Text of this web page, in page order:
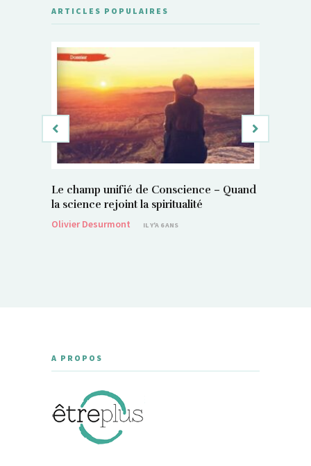
ARTICLES POPULAIRES
Le champ unifié de Conscience – Quand
la science rejoint la spiritualité
Olivier Desurmont
IL Y'A 6 ANS
A PROPOS